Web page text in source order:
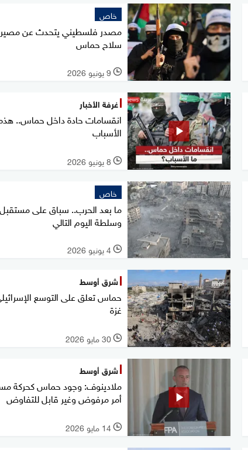
خاص
مصدر فلسطيني يتحدث عن مصير
سلاح حماس
l 9 يونيو 2026
غرفة الأخبار
انقسامات حادة داخل حماس..
الأسباب
l 8 يونيو 2026
خاص
ما بعد الحرب.. سباق على
وسلطة اليوم التالي
l 4 يونيو 2026
شرق أوسط
حماس تعلق على التوسع
غزة
l 30 مايو 2026
شرق أوسط
ملادينوف: وجود حماس كحركة
أمر مرفوض وغير قابل للتفاوض
l 14 مايو 2026